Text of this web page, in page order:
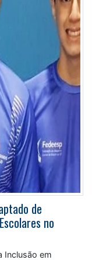
de
no
Inclusão em